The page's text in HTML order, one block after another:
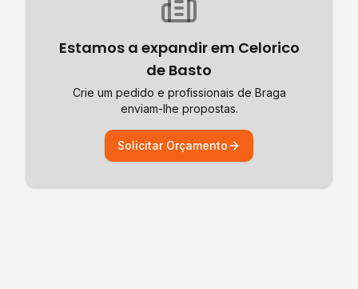
Estamos a expandir em Celorico
de Basto
Crie um pedido e profissionais de Braga
enviam-lhe propostas.
Solicitar Orçamento